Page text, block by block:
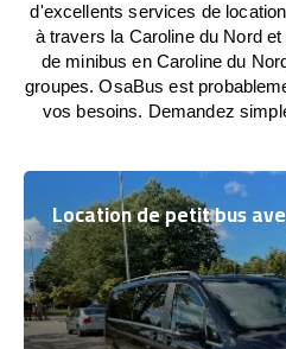
d'excellents services de
à travers la Caroline du Nord
de minibus en Caroline du
groupes. OsaBus est
vos besoins. Demandez
Location de petit bus